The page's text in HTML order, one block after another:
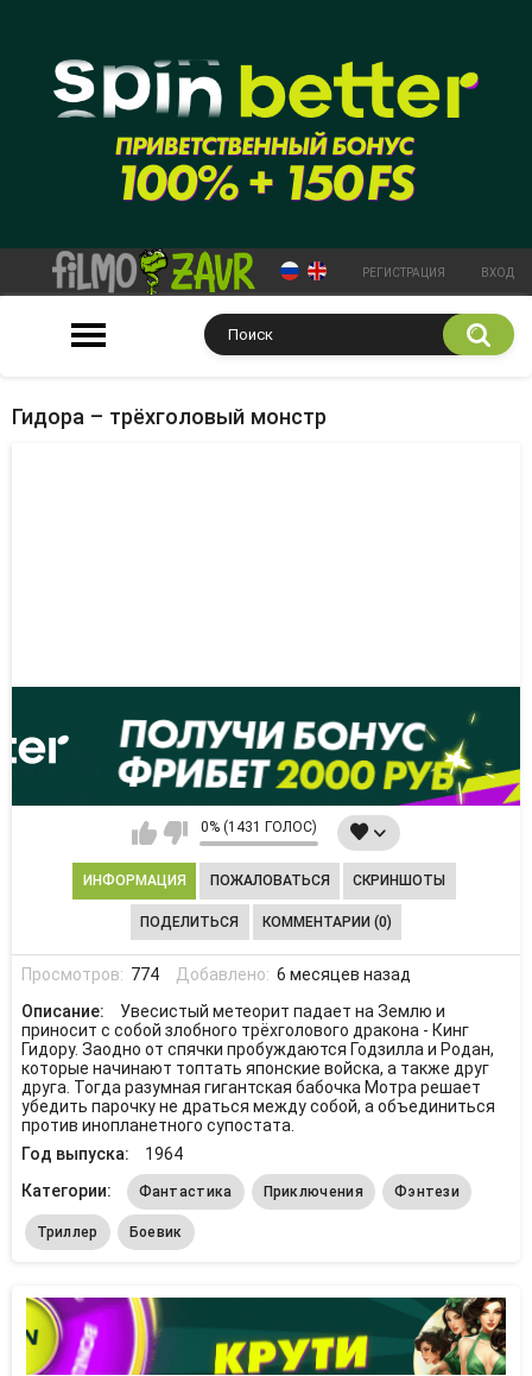
РЕГИСТРАЦИЯ ВХОД
Гидора – трёхголовый монстр
0% (1431 ГОЛОС)
ИНФОРМАЦИЯ ПОЖАЛОВАТЬСЯ СКРИНШОТЫ
ПОДЕЛИТЬСЯ КОММЕНТАРИИ (0)
Просмотров: 774 Добавлено: 6 месяцев назад
Описание:
Увесистый метеорит падает на Землю и
приносит с собой злобного трёхголового дракона - Кинг
Гидору. Заодно от спячки пробуждаются Годзилла и Родан,
которые начинают топтать японские войска, а также друг
друга. Тогда разумная гигантская бабочка Мотра решает
убедить парочку не драться между собой, а объединиться
против инопланетного супостата.
Год выпуска:
1964
Категории:
Фантастика Приключения Фэнтези
Триллер Боевик